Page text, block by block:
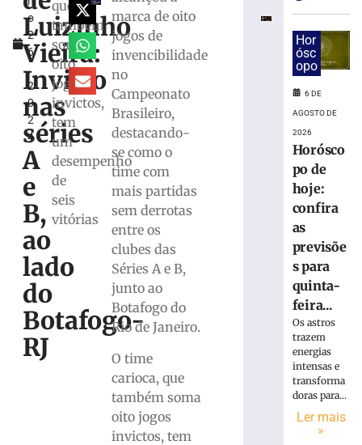
o
2
6
,
2
0
2
4
Luizinho
Vieira:
Invicto
nas
séries
A
e
B,
ao
lado
do
Botafogo-
RJ
que
também
soma
oito
jogos
invictos,
tem
um
desempenho
de
seis
vitórias
marca de oito
jogos de
invencibilidade
no
Campeonato
Brasileiro,
destacando-
se como o
time com
mais partidas
sem derrotas
entre os
clubes das
Séries A e B,
junto ao
Botafogo do
Rio de Janeiro.
O time
carioca, que
também soma
oito jogos
invictos, tem
olho
no
próximo
adversário
Brasileiro
Série
agosto
Guabiruba
realiza
finais
Campeonato
Municipal
Futsal
Hor
ósc
opo
6 DE
AGOSTO DE
2026
Horósco
po de
hoje:
confira
as
previsõe
s para
quinta-
feira...
Os astros
trazem
energias
intensas e
transforma
doras para...
Ler mais
»